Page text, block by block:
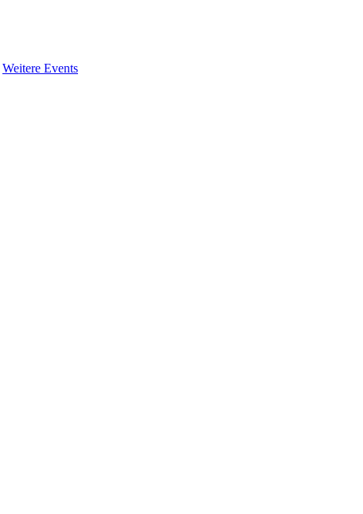
Weitere Events